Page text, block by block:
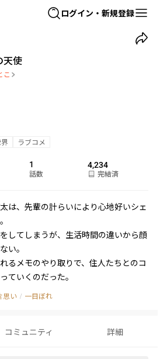
ログイン・新規登録
天使
こ
ラブコメ
1
話数
4,234
完結済
は、先輩の計らいにより心地好いシェ
してしまうが、生活時間の違いから顔
い。
るメモのやり取りで、住人たちとのコ
ていくのだった。
思い / 一目ぼれ
コミュニティ 詳細